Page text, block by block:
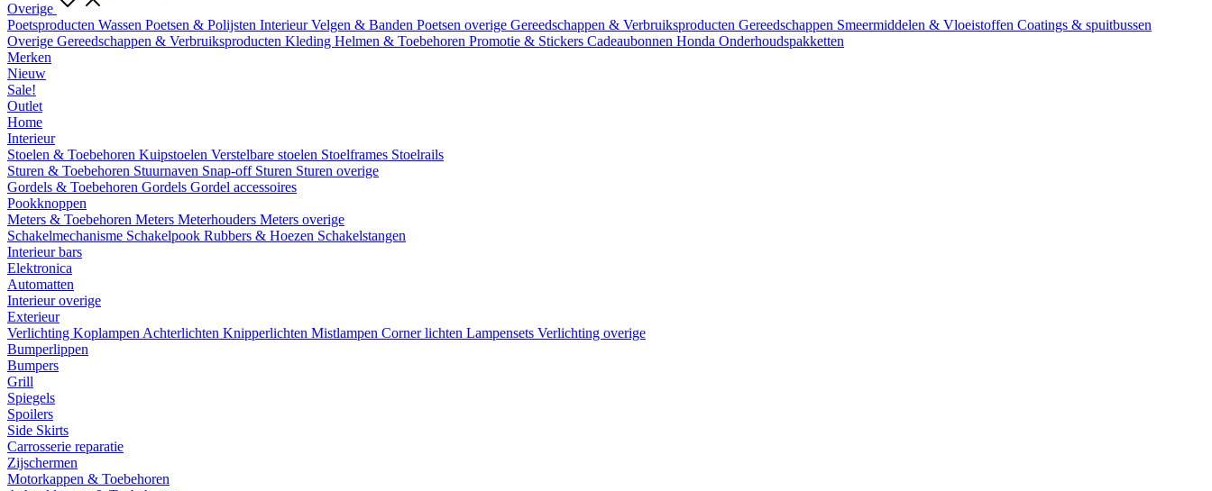
Overige
Poetsproducten Wassen Poetsen & Polijsten InterieurVelgen & Banden Poetsen overige Gereedschappen & Verbruiksproducten Gereedschappen Smeermiddelen & Vloeistoffen Coatings & spuitbussen
Overige Gereedschappen & Verbruiksproducten Kleding Helmen & Toebehoren Promotie & Stickers Cadeaubonnen Honda Onderhoudspakketten
Merken
Nieuw
Sale!
Outlet
Home
Interieur
Stoelen & Toebehoren Kuipstoelen Verstelbare stoelen Stoelframes Stoelrails
Sturen & Toebehoren Stuurnaven Snap-off Sturen Sturen overige
Gordels & Toebehoren Gordels Gordel accessoires
Pookknoppen
Meters & Toebehoren Meters Meterhouders Meters overige
Schakelmechanisme Schakelpook Rubbers & Hoezen Schakelstangen
Interieur bars
Elektronica
Automatten
Interieur overige
Exterieur
Verlichting Koplampen Achterlichten Knipperlichten Mistlampen Corner lichten Lampensets Verlichting overige
Bumperlippen
Bumpers
Grill
Spiegels
Spoilers
Side Skirts
Carrosserie reparatie
Zijschermen
Motorkappen & Toebehoren